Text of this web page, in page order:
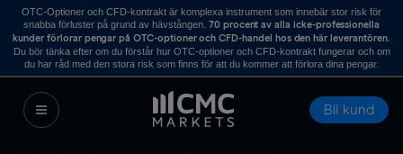
OTC-Optioner och CFD-kontrakt är komplexa instrument som innebär stor risk för
snabba förluster på grund av hävstången. 70 procent av alla icke-professionella
kunder förlorar pengar på OTC-optioner och CFD-handel hos den här leverantören.
Du bör tänka efter om du förstår hur OTC-optioner och CFD-kontrakt fungerar och om
du har råd med den stora risk som finns för att du kommer att förlora dina pengar.
Bli kund